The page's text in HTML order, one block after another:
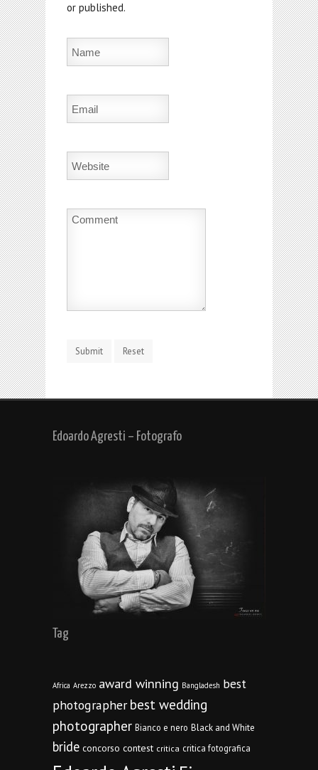
or published.
Edoardo Agresti – Fotografo
Tag
Africa Arezzo award winning Bangladesh best
photographer best wedding
photographer Bianco e nero Black and White
bride concorso contest critica critica fotografica